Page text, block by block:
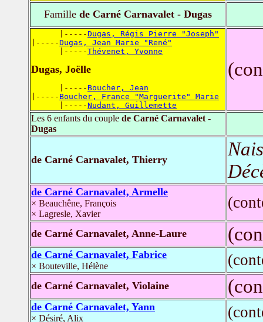
Famillede Carné Carnavalet - Dugas
      |-----
Dugas, Régis Pierre "Joseph"
|-----Dugas, Jean Marie "René"
      |-----
Thévenet, Yvonne
Dugas, Joëlle
      |-----
Boucher, Jean
|----- Boucher, France "Marguerite" Marie
      |-----
Nudant, Guillemette
Les 6 enfants du couple de Carné Carnavalet -
Dugas
de Carné Carnavalet, Thierry
de Carné Carnavalet, Armelle
× Beauchêne, François
× Lagresle, Xavier
de Carné Carnavalet, Anne-Laure
de Carné Carnavalet, Fabrice
× Bouteville, Hélène
de Carné Carnavalet, Violaine
de Carné Carnavalet, Yann
× Désiré, Alix